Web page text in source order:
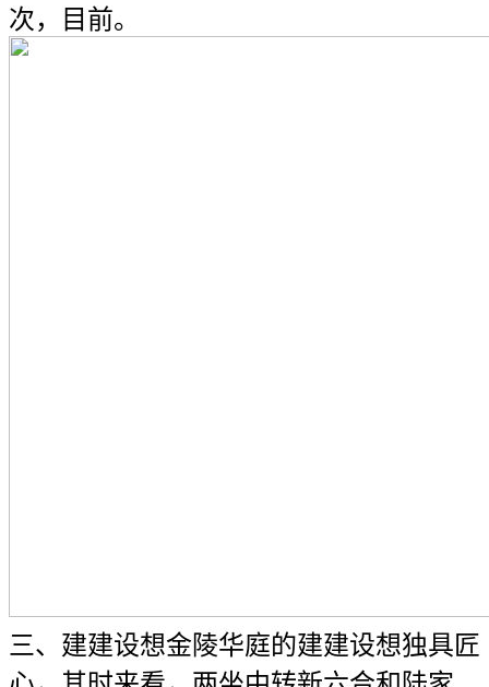
次，目前。
三、建建设想金陵华庭的建建设想独具匠